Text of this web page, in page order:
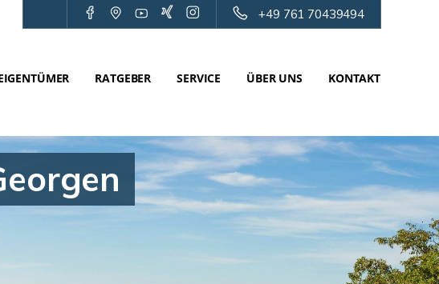
+49 761 70439494
RATGEBER SERVICE ÜBER UNS KONTAKT